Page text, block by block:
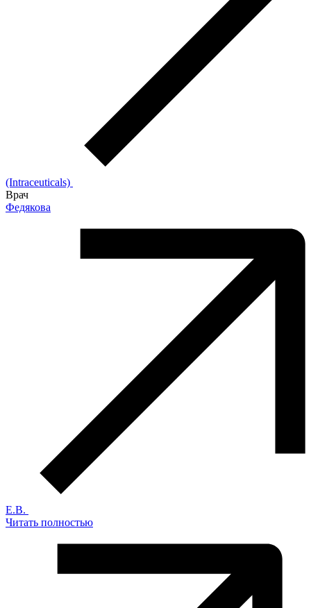
(Intraceuticals)
Врач
Федякова
Е.В.
Читать полностью